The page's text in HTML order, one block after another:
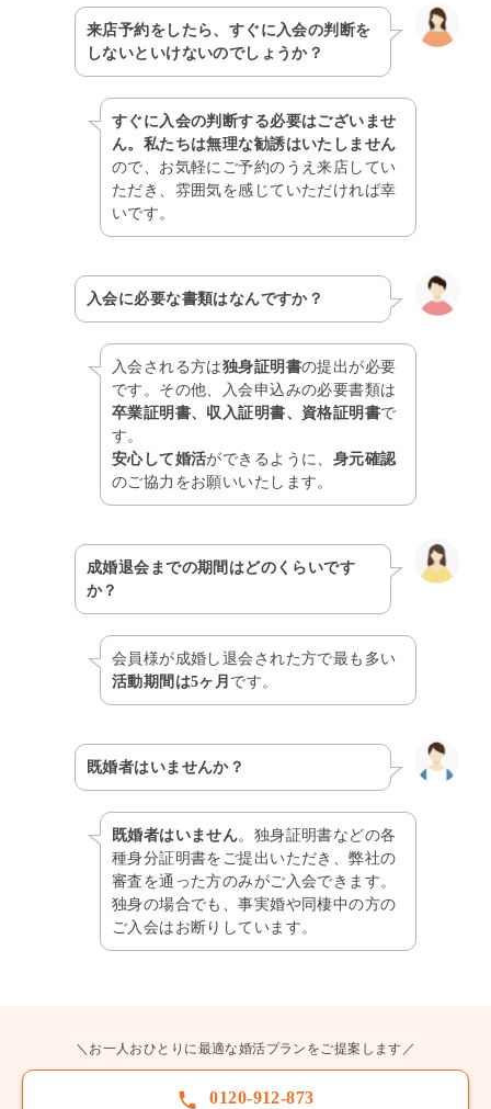
来店予約をしたら、すぐに入会の判断を
しないといけないのでしょうか？
すぐに入会の判断する必要はございませ
ん。私たちは無理な勧誘はいたしません
ので、お気軽にご予約のうえ来店してい
ただき、雰囲気を感じていただければ幸
いです。
入会に必要な書類はなんですか？
入会される方は独身証明書の提出が必要
です。その他、入会申込みの必要書類は
卒業証明書、収入証明書、資格証明書で
す。
安心して婚活ができるように、 身元確認
のご協力をお願いいたします。
成婚退会までの期間はどのくらいです
か？
会員様が成婚し退会された方で最も多い
活動期間は5ヶ月 です。
既婚者はいませんか？
既婚者はいません。独身証明書などの各
種身分証明書をご提出いただき、弊社の
審査を通った方のみがご入会できます。
独身の場合でも、事実婚や同棲中の方の
ご入会はお断りしています。
＼お一人おひとりに最適な婚活プランをご提案します／
0120-912-873